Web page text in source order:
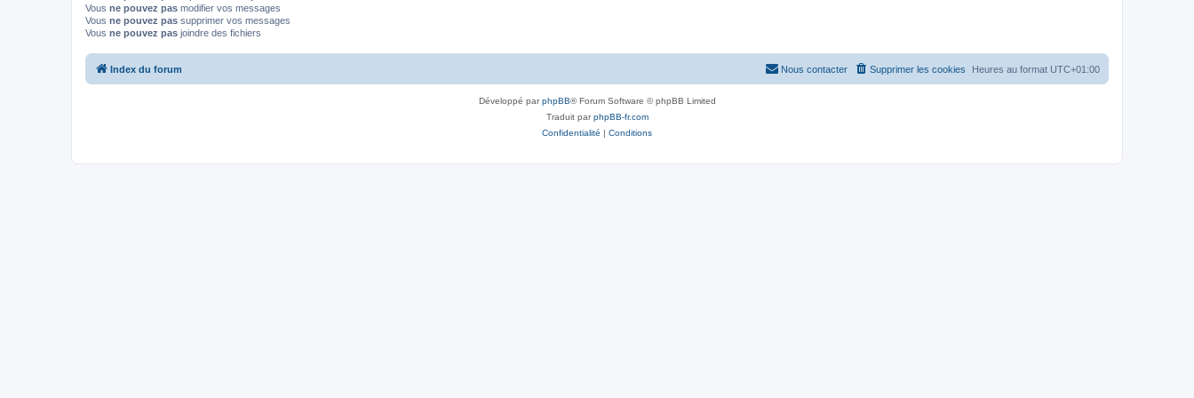
Vous ne pouvez pas modifier vos messages
Vous ne pouvez pas supprimer vos messages
Vous ne pouvez pas joindre des fichiers
Index du forum Heures au format UTC+01:00
Supprimer les cookies
Nous contacter
Développé parphpBB® Forum Software © phpBB Limited
Traduit parphpBB-fr.com
Confidentialité | Conditions